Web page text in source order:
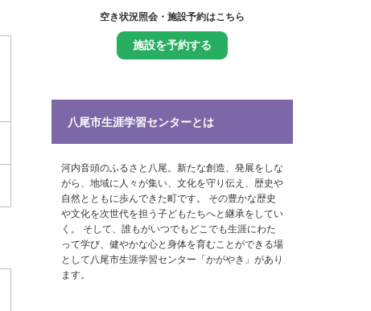
空き状況照会・施設予約はこちら
施設を予約する
八尾市生涯学習センターとは
河内音頭のふるさと八尾。新たな創造、発展をしな
がら、地域に人々が集い、文化を守り伝え、歴史や
自然とともに歩んできた町です。 その豊かな歴史
や文化を次世代を担う子どもたちへと継承をしてい
く。 そして、誰もがいつでもどこでも生涯にわた
って学び、健やかな心と身体を育むことができる場
として八尾市生涯学習センター「かがやき」があり
ます。